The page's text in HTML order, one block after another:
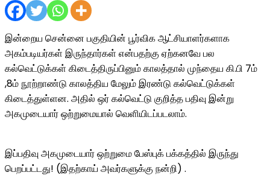
இன்றைய சென்னை பகுதியின் பூர்விக ஆட்சியாளர்களாக
அகம்படியர்கள் இருந்தார்கள் என்பதற்கு ஏற்கனவே பல
கல்வெட்டுக்கள் கிடைத்திருப்பினும் காலத்தால் முந்தைய கி.பி 7ம்
,8ம் நூற்றாண்டு காலத்திய மேலும் இரண்டு கல்வெட்டுக்கள்
கிடைத்துள்ளன. அதில் ஒர் கல்வெட்டு குறித்த பதிவு இன்று
அகமுடையார் ஒற்றுமையால் வெளியிடப்படலாம்.
இப்பதிவு அகமுடையார் ஒற்றுமை பேஸ்புக் பக்கத்தில் இருந்து
பெறப்பட்டது! (இதற்காய் அவர்களுக்கு நன்றி) .